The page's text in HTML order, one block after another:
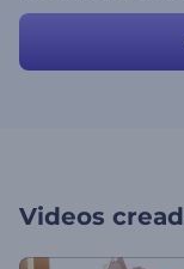
mucho más. Cargue
de vídeo de alto nivel
enfoque para
Videos